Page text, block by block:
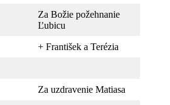
Za Božie požehnanie
Ľubicu
+ František a Terézia
Za uzdravenie Matiasa